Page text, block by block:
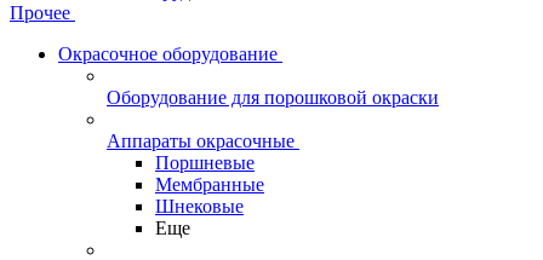
Прочее
Окрасочное оборудование
Оборудование для порошковой окраски
Аппараты окрасочные
Поршневые
Мембранные
Шнековые
Еще